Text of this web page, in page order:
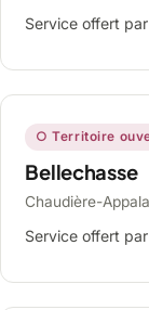
Service offert
○ Territoire
Bellechasse
Chaudière-
Service offert